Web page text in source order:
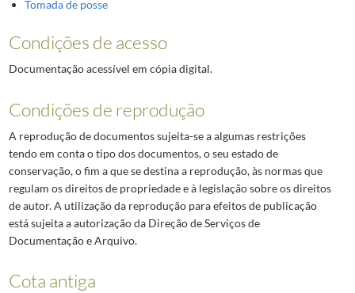
Tomada de posse
Condições de acesso
Documentação acessível em cópia digital.
Condições de reprodução
A reprodução de documentos sujeita-se a algumas restrições
tendo em conta o tipo dos documentos, o seu estado de
conservação, o fim a que se destina a reprodução, às normas que
regulam os direitos de propriedade e à legislação sobre os direitos
de autor. A utilização da reprodução para efeitos de publicação
está sujeita a autorização da Direção de Serviços de
Documentação e Arquivo.
Cota antiga